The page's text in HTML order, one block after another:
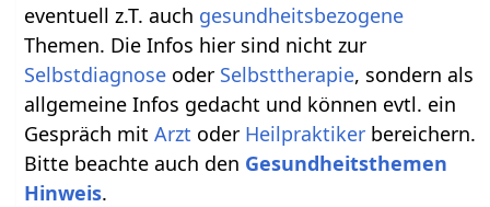
eventuell z.T. auch gesundheitsbezogene
Themen. Die Infos hier sind nicht zur
Selbstdiagnose oder Selbsttherapie, sondern als
allgemeine Infos gedacht und können evtl. ein
Gespräch mitArzt oder Heilpraktiker bereichern.
Bitte beachte auch den Gesundheitsthemen
Hinweis.